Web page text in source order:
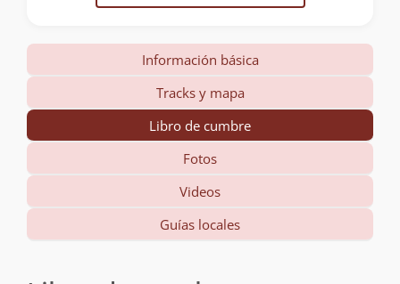
Información básica
Tracks y mapa
Libro de cumbre
Fotos
Videos
Guías locales